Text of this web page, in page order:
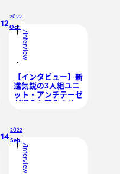
12
2022
Oct. /
Interview
【インタビュー】新
進気鋭の3人組ユニ
ット・アンチテーゼ
が迎えた革命の始ま
14
2022
Sep./
Interview